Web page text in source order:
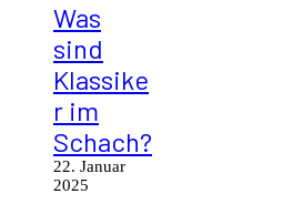
Was
sind
Klassike
r im
Schach?
22. Januar
2025